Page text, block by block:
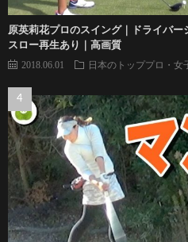
原英莉花プロのスイング｜ドライバー
スロー再生あり｜高画質
2018.06.01 日本のトッププロ・女